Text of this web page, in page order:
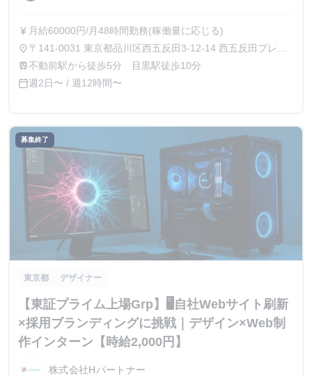
currency_yen 月給60000円/月48時間勤務(稼働量に応じる)
place 〒141-0031 東京都品川区西五反田3-12-14 西五反田プレイ
ス8階
train不動前駅から徒歩5分 目黒駅徒歩10分
calendar_today週2日〜 / 週12時間〜
募集終了
東京都 デザイナー
【東証プライム上場Grp】🖥自社Webサイト刷新
×採用ブランディングに挑戦｜デザイン×Web制
作インターン【時給2,000円】
株式会社Hパートナー